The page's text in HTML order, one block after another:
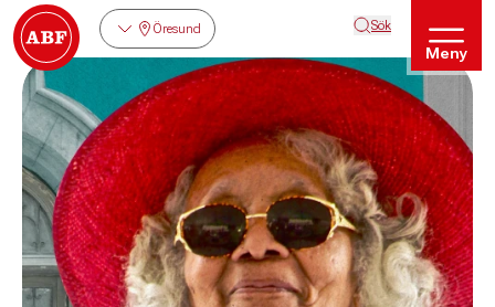
Öresund Sök
Meny